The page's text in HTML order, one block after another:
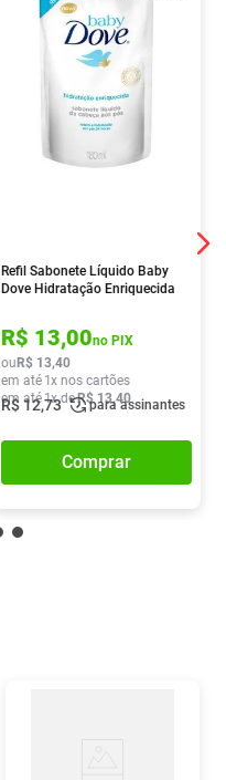
Refil Sabonete Líquido Baby
Dove Hidratação Enriquecida
R$ 13,00no PIX
ou R$ 13,40
em até 1x nos cartões
em até1x deR$ 13,40
R$12,73 para assinantes
Comprar